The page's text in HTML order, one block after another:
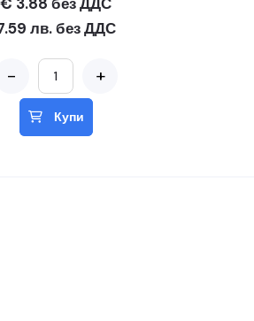
лв. без ДДС
- +
Купи